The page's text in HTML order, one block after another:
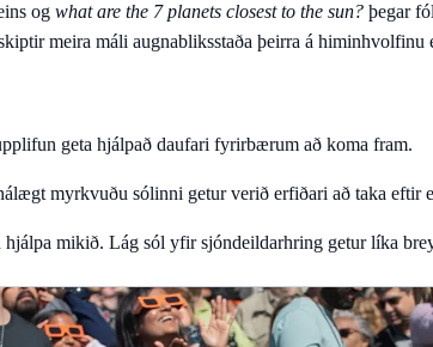
og what are the 7 planets closest to the sun? þegar
meira máli augnabliksstaða þeirra á himinhvolfinu
geta hjálpað daufari fyrirbærum að koma fram.
myrkvuðu sólinni getur verið erfiðari að taka eftir
mikið. Lág sól yfir sjóndeildarhring getur líka